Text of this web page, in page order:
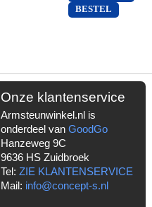
BESTEL
Onze klantenservice
Armsteunwinkel.nl is
onderdeel van GoodGo
Hanzeweg 9C
9636 HS Zuidbroek
Tel: ZIE KLANTENSERVICE
Mail: info@concept-s.nl